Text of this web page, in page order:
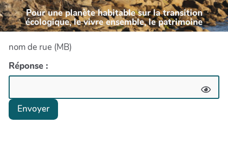
Pour une planète habitable sur la transition
écologique, le vivre ensemble, le patrimoine
nom de rue (MB)
Réponse :
Envoyer